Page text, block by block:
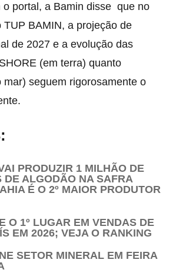
o portal, a Bamin disse que no
TUP BAMIN, a projeção de
de 2027 e a evolução das
(em terra) quanto
mar) seguem rigorosamente o
PRODUZIR 1 MILHÃO DE
DE ALGODÃO NA SAFRA
É O 2º MAIOR PRODUTOR
O 1º LUGAR EM VENDAS DE
EM 2026; VEJA O RANKING
SETOR MINERAL EM FEIRA